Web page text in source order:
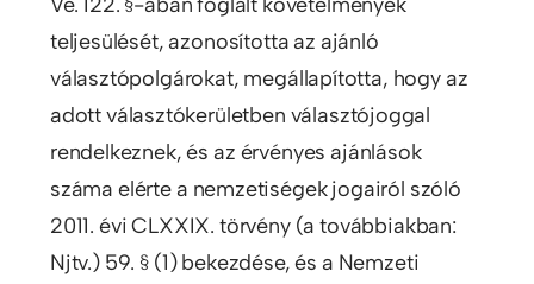
teljesülését, azonosította az ajánló
választópolgárokat, megállapította, hogy az
adott választókerületben választójoggal
rendelkeznek, és az érvényes ajánlások
száma elérte a nemzetiségek jogairól szóló
2011. évi CLXXIX. törvény (a továbbiakban:
Njtv.) 59. § (1) bekezdése, és a Nemzeti